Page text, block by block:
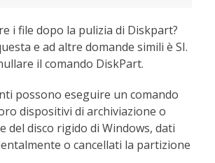
i file dopo la pulizia di Diskpart?
e ad altre domande simili è SI.
il comando DiskPart.
possono eseguire un comando
dispositivi di archiviazione o
del disco rigido di Windows, dati
o cancellati la partizione